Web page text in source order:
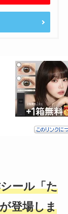
ール「た
登場しま